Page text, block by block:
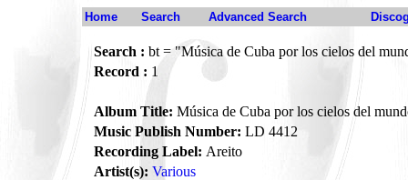
Home Search Advanced Search
Search : bt = "Música de Cuba por los cielos del
Record : 1
Album Title: Música de Cuba por los cielos del
Music Publish Number: LD 4412
Recording Label: Areito
Artist(s): Various